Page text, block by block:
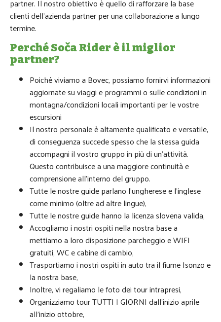
partner. Il nostro obiettivo è quello di rafforzare la base
clienti dell’azienda partner per una collaborazione a lungo
termine.
Perché Soča Rider è il miglior
partner?
Poiché viviamo a Bovec, possiamo fornirvi informazioni
aggiornate su viaggi e programmi o sulle condizioni in
montagna/condizioni locali importanti per le vostre
escursioni
Il nostro personale è altamente qualificato e versatile,
di conseguenza succede spesso che la stessa guida
accompagni il vostro gruppo in più di un’attività.
Questo contribuisce a una maggiore continuità e
comprensione all’interno del gruppo.
Tutte le nostre guide parlano l’ungherese e l’inglese
come minimo (oltre ad altre lingue),
Tutte le nostre guide hanno la licenza slovena valida,
Accogliamo i nostri ospiti nella nostra base a
mettiamo a loro disposizione parcheggio e WIFI
gratuiti, WC e cabine di cambio,
Trasportiamo i nostri ospiti in auto tra il fiume Isonzo e
la nostra base,
Inoltre, vi regaliamo le foto dei tour intrapresi,
Organizziamo tour TUTTI I GIORNI dall’inizio aprile
all’inizio ottobre,